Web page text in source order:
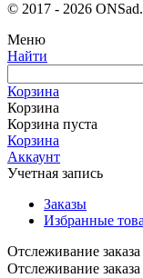
© 2017 - 2026
Меню
Найти
Корзина
Корзина
Корзина пуста
Корзина
Аккаунт
Учетная запись
Заказы
Избранные
Отслеживание заказа
Отслеживание заказа